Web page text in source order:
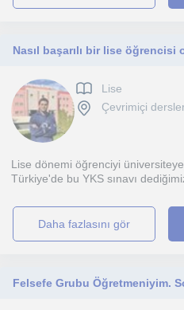
Lise
Çevrimiçi
Lise dönemi öğrenciyi
Türkiye'de bu YKS sınavı
daha fazlasını gör